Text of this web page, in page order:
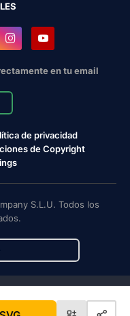
en tu email
de privacidad
de Copyright
S.L.U. Todos los